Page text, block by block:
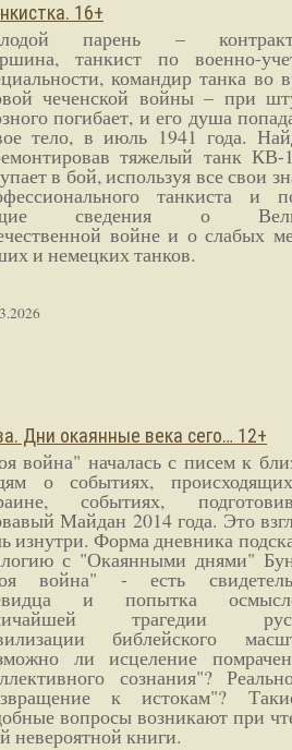
16+
парень –
танкист по военно-
командир танка во
чеченской войны – при
погибает, и его душа
тело, в июль 1941 года.
тяжелый танк
в бой, используя все свои
танкиста и
сведения о
войне и о слабых
и немецких танков.
Дни окаянные века сего… 12+
война" началась с писем к
о событиях,
событиях,
Майдан 2014 года. Это
изнутри. Форма дневника
с "Окаянными днями"
война" - есть
и попытка
трагедии
библейского
ли исцеление
сознания"?
к истокам"?
вопросы возникают при
невероятной книги.